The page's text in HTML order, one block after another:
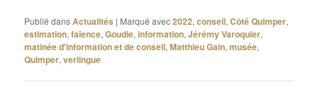
Publié dansActualités | Marqué avec2022,conseil,Côté Quimper,
estimation,faïence,Goudie,information,Jérémy Varoquier,
matinée d'information et de conseil,Matthieu Gain,musée,
Quimper,verlingue